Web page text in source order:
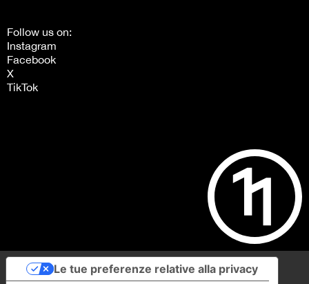
Follow us on:
Instagram
Facebook
X
TikTok
Le tue preferenze relative alla privacy